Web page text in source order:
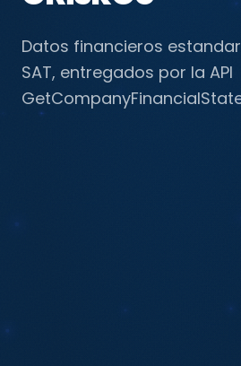
Datos financieros
SAT, entregados por la API